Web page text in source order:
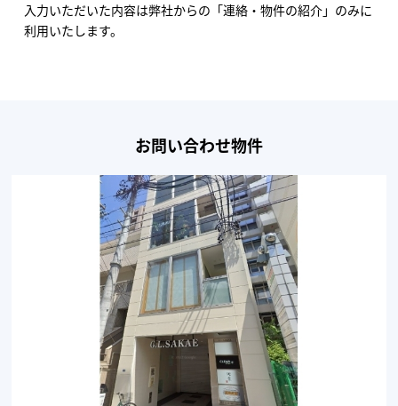
入力いただいた内容は弊社からの「連絡・物件の紹介」のみに
利用いたします。
お問い合わせ物件